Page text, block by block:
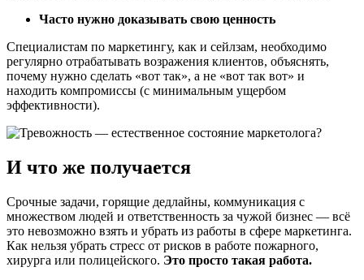
Часто нужно доказывать свою ценность
Специалистам по маркетингу, как и сейлзам, необходимо
регулярно отрабатывать возражения клиентов, объяснять,
почему нужно сделать «вот так», а не «вот так вот» и
находить компромиссы (с минимальным ущербом
эффективности).
И что же получается
Срочные задачи, горящие дедлайны, коммуникация с
множеством людей и ответственность за чужой бизнес — всё
это невозможно взять и убрать из работы в сфере маркетинга.
Как нельзя убрать стресс от рисков в работе пожарного,
хирурга или полицейского. Это просто такая работа.